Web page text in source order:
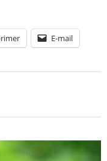
E-mail